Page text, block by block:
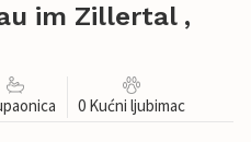
im Zillertal ,
0 Kućni ljubimac